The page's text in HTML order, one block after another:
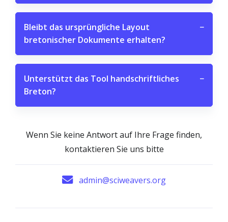
Bleibt das ursprüngliche Layout
bretonischer Dokumente erhalten?
−
Unterstützt das Tool handschriftliches
Breton?
−
Wenn Sie keine Antwort auf Ihre Frage finden,
kontaktieren Sie uns bitte
admin@sciweavers.org